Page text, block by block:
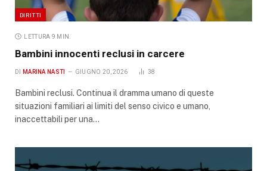
DIRITTI
LETTURA 9 MIN.
Bambini innocenti reclusi in carcere
DI MARINA NASTI GIUGNO 20, 2026 38
Bambini reclusi. Continua il dramma umano di queste
situazioni familiari ai limiti del senso civico e umano,
inaccettabili per una…